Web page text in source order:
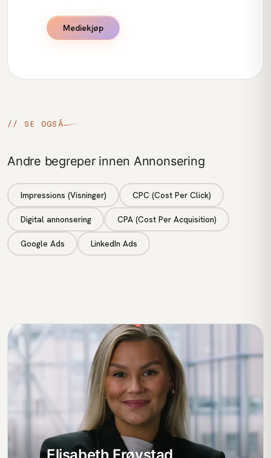
Mediekjøp
// SE OGSÅ
Andre begreper innen Annonsering
Impressions (Visninger) CPC (Cost Per Click)
Digital annonsering CPA (Cost Per Acquisition)
Google Ads LinkedIn Ads